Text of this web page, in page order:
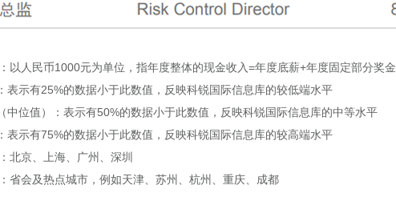
以人民币1000元为单位，指年度整体的现金收入=年度底薪+年度固定部分奖金
表示有25%的数据小于此数值，反映科锐国际信息库的较低端水平
中位值）：表示有50%的数据小于此数值，反映科锐国际信息库的中等水平
表示有75%的数据小于此数值，反映科锐国际信息库的较高端水平
北京、上海、广州、深圳
省会及热点城市，例如天津、苏州、杭州、重庆、成都